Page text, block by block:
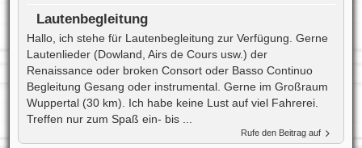
Lautenbegleitung
Hallo, ich stehe für Lautenbegleitung zur Verfügung. Gerne
Lautenlieder (Dowland, Airs de Cours usw.) der
Renaissance oder broken Consort oder Basso Continuo
Begleitung Gesang oder instrumental. Gerne im Großraum
Wuppertal (30 km). Ich habe keine Lust auf viel Fahrerei.
Treffen nur zum Spaß ein- bis ...
Rufe den Beitrag auf